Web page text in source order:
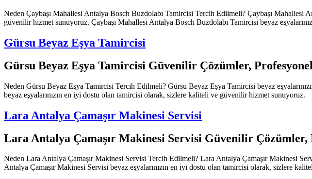
Neden Çaybaşı Mahallesi Antalya Bosch Buzdolabı Tamircisi Tercih Edilmeli? Çaybaşı Mahallesi
güvenilir hizmet sunuyoruz. Çaybaşı Mahallesi Antalya Bosch Buzdolabı Tamircisi beyaz
Gürsu Beyaz Eşya Tamircisi
Gürsu Beyaz Eşya Tamircisi Güvenilir Çözümler,
Neden Gürsu Beyaz Eşya Tamircisi Tercih Edilmeli? Gürsu Beyaz Eşya Tamircisi beyaz
beyaz eşyalarınızın en iyi dostu olan tamircisi olarak, sizlere kaliteli ve güvenilir hizmet sunuyoruz.
Lara Antalya Çamaşır Makinesi Servisi
Lara Antalya Çamaşır Makinesi Servisi Güvenilir Çözümler,
Neden Lara Antalya Çamaşır Makinesi Servisi Tercih Edilmeli? Lara Antalya Çamaşır Makinesi
Antalya Çamaşır Makinesi Servisi beyaz eşyalarınızın en iyi dostu olan tamircisi olarak, sizlere